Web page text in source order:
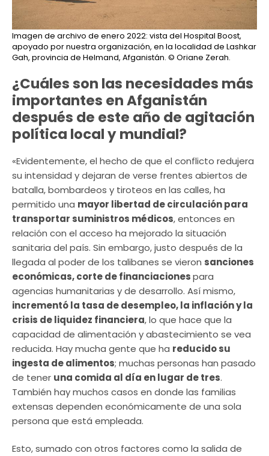
Imagen de archivo de enero 2022: vista del Hospital Boost,
apoyado por nuestra organización, en la localidad de Lashkar
Gah, provincia de Helmand, Afganistán. © Oriane Zerah.
¿Cuáles son las necesidades más
importantes en Afganistán
después de este año de agitación
política local y mundial?
«Evidentemente, el hecho de que el conflicto redujera
su intensidad y dejaran de verse frentes abiertos de
batalla, bombardeos y tiroteos en las calles, ha
permitido una mayor libertad de circulación para
transportar suministros médicos, entonces en
relación con el acceso ha mejorado la situación
sanitaria del país. Sin embargo, justo después de la
llegada al poder de los talibanes se vieron sanciones
económicas, corte de financiacionespara
agencias humanitarias y de desarrollo. Así mismo,
incrementó la tasa de desempleo, la inflación y la
crisis de liquidez financiera, lo que hace que la
capacidad de alimentación y abastecimiento se vea
reducida. Hay mucha gente que ha reducido su
ingesta de alimentos; muchas personas han pasado
de tener una comida al día en lugar de tres.
También hay muchos casos en donde las familias
extensas dependen económicamente de una sola
persona que está empleada.
Esto, sumado con otros factores como la salida de